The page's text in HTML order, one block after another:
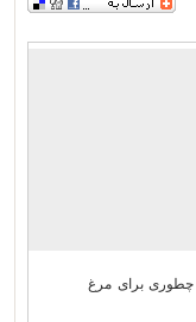
چطوری برای مرغ